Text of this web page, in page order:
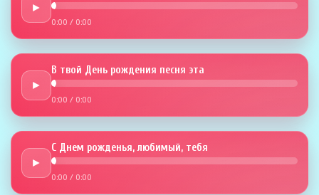
►
0:00 / 0:00
►
В твой День рождения песня эта
0:00 / 0:00
►
С Днем рожденья, любимый, тебя
0:00 / 0:00